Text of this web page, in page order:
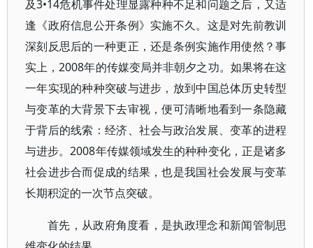
及3•14危机事件处理显露种种不足和问题之后，又适
逢《政府信息公开条例》实施不久。这是对先前教训
深刻反思后的一种更正，还是条例实施作用使然？事
实上，2008年的传媒变局并非朝夕之功。如果将在这
一年实现的种种突破与进步，放到中国总体历史转型
与变革的大背景下去审视，便可清晰地看到一条隐藏
于背后的线索：经济、社会与政治发展、变革的进程
与进步。2008年传媒领域发生的种种变化，正是诸多
社会进步合而促成的结果，也是我国社会发展与变革
长期积淀的一次节点突破。
首先，从政府角度看，是执政理念和新闻管制思